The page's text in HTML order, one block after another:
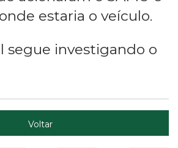
estaria o veículo.
segue investigando o
Voltar